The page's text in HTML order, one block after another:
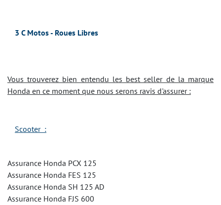
3 C Motos - Roues Libres
Vous trouverez bien entendu les best seller de la marque
Honda en ce moment que nous serons ravis d'assurer :
Scooter :
Assurance Honda PCX 125
Assurance Honda FES 125
Assurance Honda SH 125 AD
Assurance Honda FJS 600